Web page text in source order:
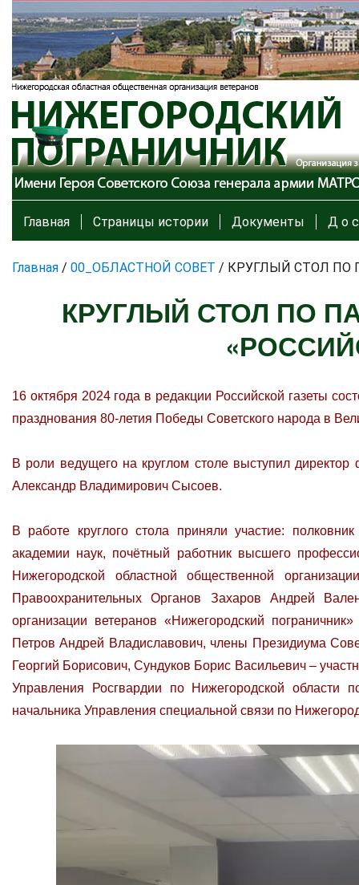
Главная Страницы истории Документы Д о с
Главная / 00_ОБЛАСТНОЙ СОВЕТ / КРУГЛЫЙ СТОЛ ПО
КРУГЛЫЙ СТОЛ ПО
16 октября 2024 года в редакции Российской газеты
празднования 80-летия Победы Советского народа в
В роли ведущего на круглом столе выступил
Александр Владимирович Сысоев.
В работе круглого стола приняли участие:
академии наук, почётный работник высшего
Нижегородской областной общественной
Правоохранительных Органов Захаров Андрей
организации ветеранов «Нижегородский
Петров Андрей Владиславович, члены Президиума
Георгий Борисович, Сундуков Борис Васильевич –
Управления Росгвардии по Нижегородской области
начальника Управления специальной связи по